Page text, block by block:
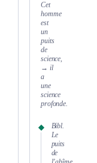
Cet
homme
est
un
puits
de
science,
→ il
a
une
science
profonde.
Bibl.
Le
puits
de